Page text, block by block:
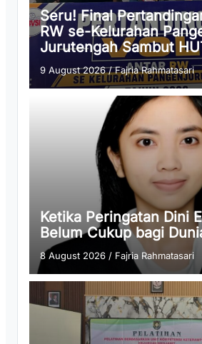
Seru! Final
RW se-Kelurahan
Jurutengah Sambut
9 August 2026/Fajria Rahmatasari
Ketika Peringatan Dini
Belum Cukup bagi
8 August 2026 / Fajria Rahmatasari